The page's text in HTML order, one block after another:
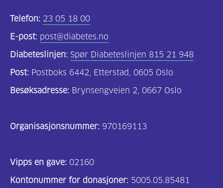
Telefon: 23 05 18 00
E-post: post@diabetes.no
Diabeteslinjen: Spør Diabeteslinjen 815 21 948
Post: Postboks 6442, Etterstad, 0605 Oslo
Besøksadresse: Brynsengveien 2, 0667 Oslo
Organisasjonsnummer: 970169113
Vipps en gave: 02160
Kontonummer for donasjoner: 5005.05.85481